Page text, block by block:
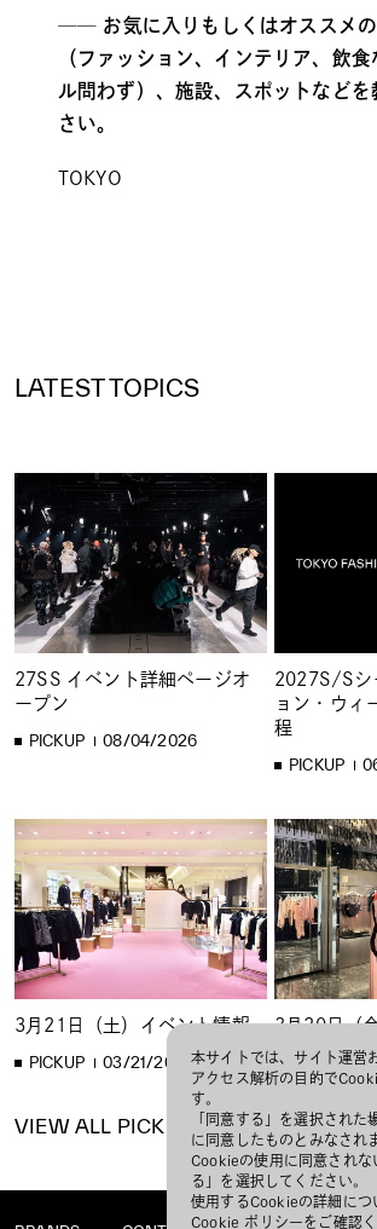
── お気に入りもしくはオススメ
（ファッション、インテリア、飲食
ル問わず）、施設、スポットなどを
さい。
TOKYO
LATEST TOPICS
27SS イベント詳細ページオ
ープン
PICKUP 08/04/2026
2027S/Sシ
ョン・ウィ
程
PICKUP
3月21日（土）イベント情報
PICKUP 03/21/2026
3月20日（
PICKUP
VIEW ALL PICKUP
本サイトでは、サイト運営
アクセス解析の目的で
す。
「同意する」を選択された
に同意したものとみなされ
Cookieの使用に同意されな
る」を選択してください。
使用するCookieの詳細につ
Cookie ポリシーをご確認く